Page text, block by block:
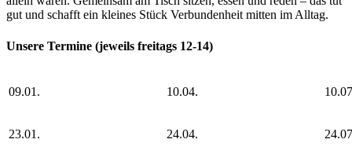
gut und schafft ein kleines Stück Verbundenheitmitten im Alltag.
Unsere Termine (jeweils freitags 12-14)
09.01. 10.04.
23.01. 24.04.